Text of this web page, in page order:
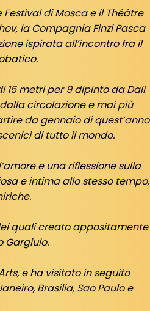
di Mosca e il Théâtre
la Compagnia Finzi Pasca
ispirata all’incontro fra il
15 metri per 9 dipinto da Dalì
circolazione e mai più
da gennaio di quest’anno
di tutto il mondo.
e una riflessione sulla
e intima allo stesso tempo,
quali creato appositamente
Gargiulo.
e ha visitato in seguito
Brasilia, Sao Paulo e